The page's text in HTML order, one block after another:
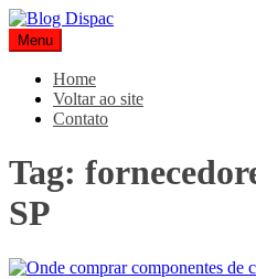
Pular
para
o
conteúdo
Blog Dispac
Soluções completas em ferros e
Menu
Home
Voltar ao site
Contato
Tag:
SP